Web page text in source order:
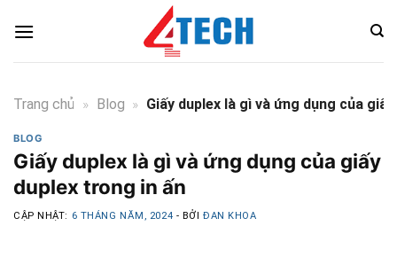
Trang chủ » Blog » Giấy duplex là gì và ứng dụng của
BLOG
Giấy duplex là gì và ứng dụng của giấy
duplex trong in ấn
CẬP NHẬT: 6 THÁNG NĂM, 2024 - BỞIĐAN KHOA